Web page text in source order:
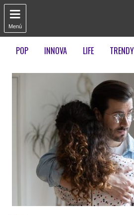

Menú
POP INNOVA LIFE TRENDY